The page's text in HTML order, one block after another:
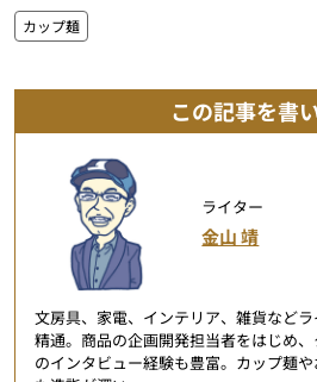
カップ麺
この記事を書
ライター
金山 靖
文房具、家電、インテリア、雑貨など
精通。商品の企画開発担当者をはじめ
のインタビュー経験も豊富。カップ麺